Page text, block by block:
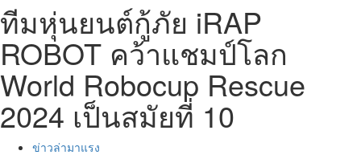
ทีมหุ่นยนต์กู้ภัย iRAP
ROBOT คว้าแชมป์โลก
World Robocup Rescue
2024 เป็นสมัยที่ 10
ข่าวล่ามาแรง